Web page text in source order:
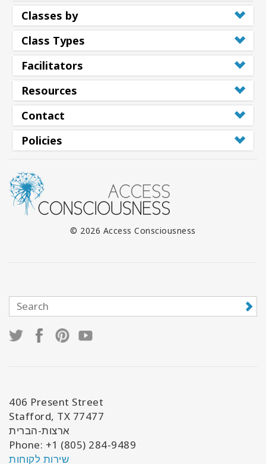
Classes by
Class Types
Facilitators
Resources
Contact
Policies
© 2026 Access Consciousness
406 Present Street
Stafford, TX 77477
ארצות-הברית
Phone: +1 (805) 284-9489
שירות לקוחות